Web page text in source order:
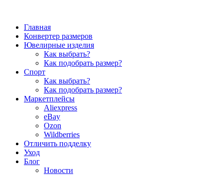
Главная
Конвертер размеров
Ювелирные изделия
Как выбрать?
Как подобрать размер?
Спорт
Как выбрать?
Как подобрать размер?
Маркетплейсы
Aliexpress
eBay
Ozon
Wildberries
Отличить подделку
Уход
Блог
Новости